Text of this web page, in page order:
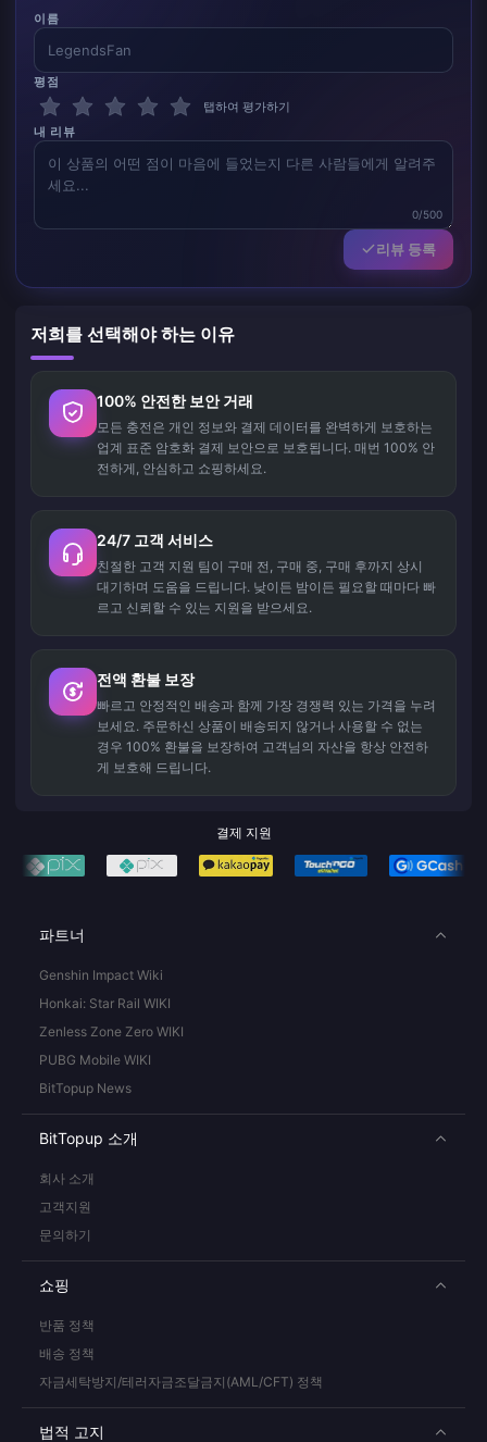
이름
평점
탭하여 평가하기
내 리뷰
0/500
리뷰 등록
저희를 선택해야 하는 이유
100% 안전한 보안 거래
모든 충전은 개인 정보와 결제 데이터를 완벽하게 보호하는
업계 표준 암호화 결제 보안으로 보호됩니다. 매번 100% 안
전하게, 안심하고 쇼핑하세요.
24/7 고객 서비스
친절한 고객 지원 팀이 구매 전, 구매 중, 구매 후까지 상시
대기하며 도움을 드립니다. 낮이든 밤이든 필요할 때마다 빠
르고 신뢰할 수 있는 지원을 받으세요.
전액 환불 보장
빠르고 안정적인 배송과 함께 가장 경쟁력 있는 가격을 누려
보세요. 주문하신 상품이 배송되지 않거나 사용할 수 없는
경우 100% 환불을 보장하여 고객님의 자산을 항상 안전하
게 보호해 드립니다.
결제 지원
파트너
Genshin Impact Wiki
Honkai: Star Rail WIKI
Zenless Zone Zero WIKI
PUBG Mobile WIKI
BitTopup News
BitTopup 소개
회사 소개
고객지원
문의하기
쇼핑
반품 정책
배송 정책
자금세탁방지/테러자금조달금지(AML/CFT) 정책
법적 고지